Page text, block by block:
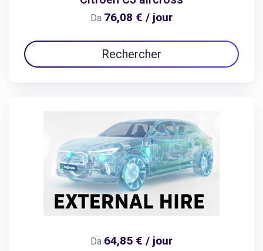
Da 76,08 € / jour
Rechercher
Da 64,85 € / jour